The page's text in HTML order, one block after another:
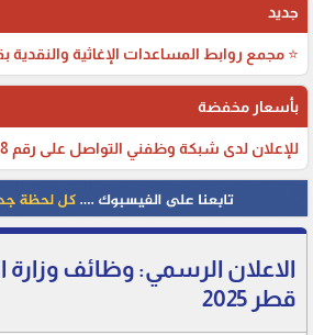
جديد
⭐ مجمع روابط المساعدات الإغاثية والنقدية
بأسعار مخفضة
للإعلان لدى شبكة وظفني التواصل على رقم 0567808918
الاعلان الرسمي: وظائف وزارة
قطر 2025